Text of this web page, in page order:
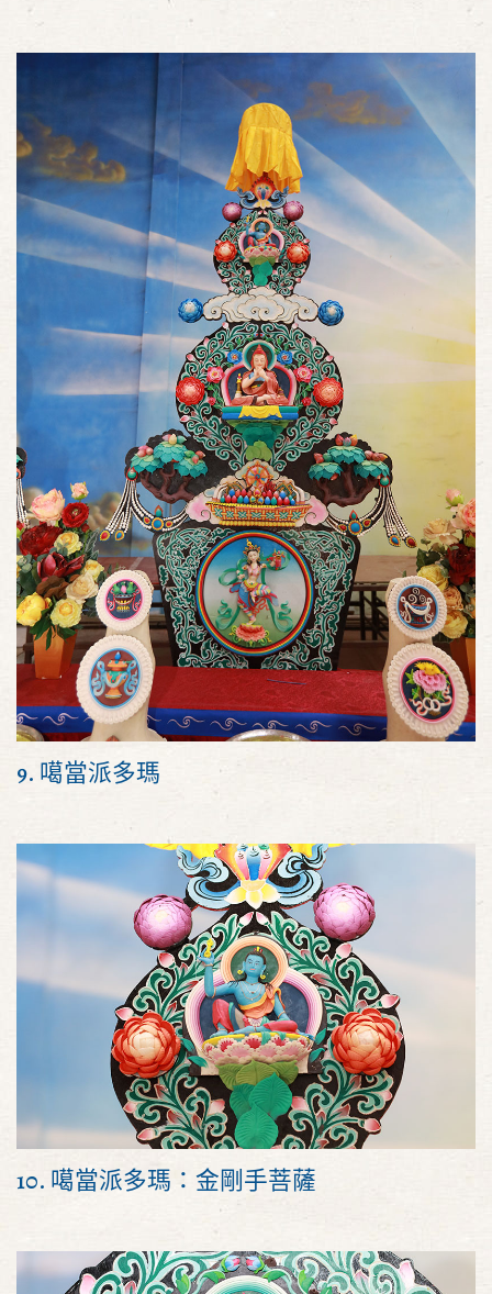
9. 噶當派多瑪
10. 噶當派多瑪：金剛手菩薩